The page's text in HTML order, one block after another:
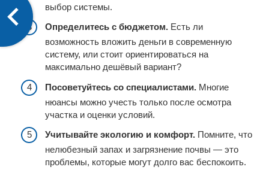
выбор системы.
Определитесь с бюджетом. Есть ли
возможность вложить деньги в современную
систему, или стоит ориентироваться на
максимально дешёвый вариант?
Посоветуйтесь со специалистами. Многие
нюансы можно учесть только после осмотра
участка и оценки условий.
Учитывайте экологию и комфорт. Помните, что
нелюбезный запах и загрязнение почвы — это
проблемы, которые могут долго вас беспокоить.